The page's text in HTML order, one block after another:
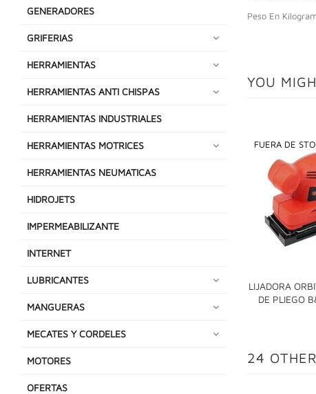
GENERADORES
GRIFERIAS
HERRAMIENTAS
HERRAMIENTAS ANTI CHISPAS
HERRAMIENTAS INDUSTRIALES
HERRAMIENTAS MOTRICES
HERRAMIENTAS NEUMATICAS
HIDROJETS
IMPERMEABILIZANTE
INTERNET
LUBRICANTES
MANGUERAS
MECATES Y CORDELES
MOTORES
OFERTAS
Peso En
YOU
LIJADORA
DE PLIEGO
FUERA DE

24